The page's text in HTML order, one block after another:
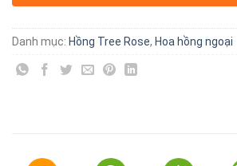
Danh mục: Hồng Tree Rose, Hoa hồng ngoại